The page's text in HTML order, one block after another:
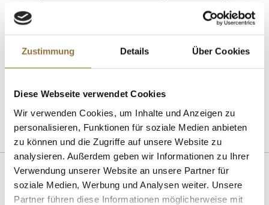
Zustimmung Details Über Cookies
Diese Webseite verwendet Cookies
Wir verwenden Cookies, um Inhalte und Anzeigen zu
personalisieren, Funktionen für soziale Medien anbieten
zu können und die Zugriffe auf unsere Website zu
analysieren. Außerdem geben wir Informationen zu Ihrer
Verwendung unserer Website an unsere Partner für
soziale Medien, Werbung und Analysen weiter. Unsere
Partner führen diese Informationen möglicherweise mit
Sonntag, 26.03.2023 18:30 Uhr
Ihren Kellern.
Erleben Sie einen spannenden Abend mit
hochkarätiger Besetzung und guter Unterhaltung in
ZERTIFIZIERT & SICHER EINKAUFEN